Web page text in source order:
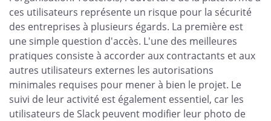
ces utilisateurs représente un risque pour la sécurité
des entreprises à plusieurs égards. La première est
une simple question d'accès. L'une des meilleures
pratiques consiste à accorder aux contractants et aux
autres utilisateurs externes les autorisations
minimales requises pour mener à bien le projet. Le
suivi de leur activité est également essentiel, car les
utilisateurs de Slack peuvent modifier leur photo de